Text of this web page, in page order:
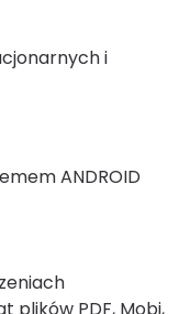
i
ANDROID
plików PDF, Mobi,